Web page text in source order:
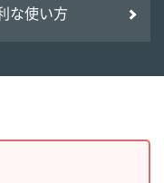
な使い方